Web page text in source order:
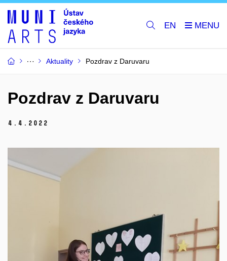
EN
Aktuality Pozdrav z Daruvaru
Pozdrav z Daruvaru
4. 4. 2022